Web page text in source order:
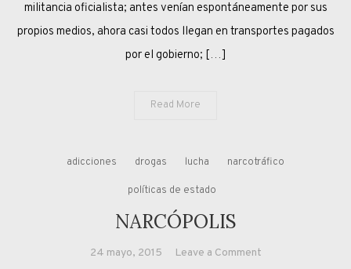
DE
TODOS
militancia oficialista; antes venían espontáneamente por sus
propios medios, ahora casi todos llegan en transportes pagados
por el gobierno; […]
Read More
adicciones drogas lucha narcotráfico
políticas de estado
NARCÓPOLIS
24 mayo, 2015 Leave a Commenton